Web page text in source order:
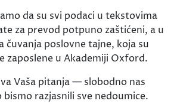
da su svi podaci u tekstovima
za prevod potpuno zaštićeni, a u
čuvanja poslovne tajne, koja su
zaposlene u Akademiji Oxford.
Vaša pitanja — slobodno nas
razjasnili sve nedoumice.